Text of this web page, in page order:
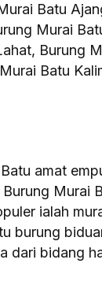
Batu
Murai
Burung
Batu
amat
Murai
ialah
burung
dari bidang